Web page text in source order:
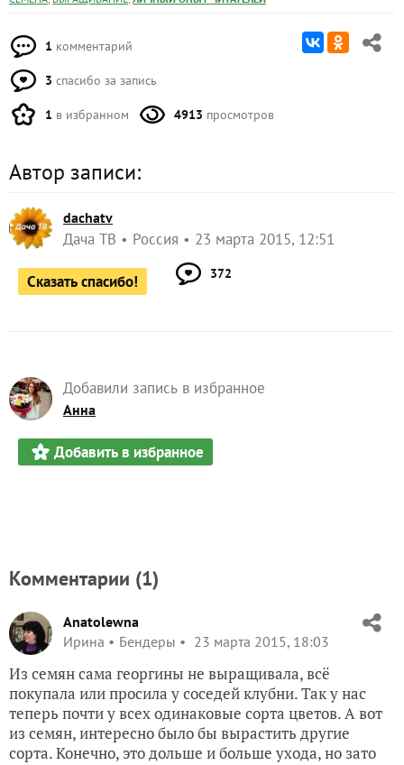
1 комментарий
3 спасибо за запись
1 в избранном 4913 просмотров
Автор записи:
dachatv
Дача ТВ Россия 23 марта 2015, 12:51
Сказать спасибо! 372
Добавили запись в избранное
Анна
Добавить в избранное
Комментарии (1)
Anatolewna
Ирина
Бендеры 23 марта 2015, 18:03
Из семян сама георгины не выращивала, всё
покупала или просила у соседей клубни. Так у нас
теперь почти у всех одинаковые сорта цветов. А вот
из семян, интересно было бы вырастить другие
сорта. Конечно, это дольше и больше ухода, но зато